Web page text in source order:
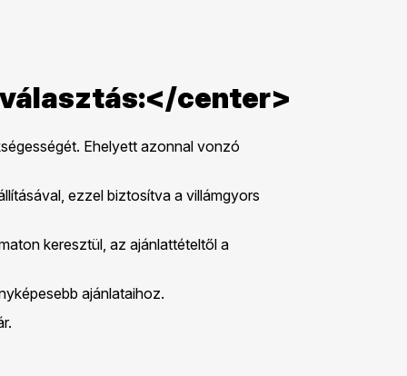
center>
Ehelyett azonnal vonzó
ezzel biztosítva a villámgyors
keresztül, az ajánlattételtől a
ajánlataihoz.